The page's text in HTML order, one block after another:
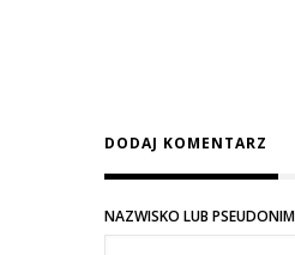
DODAJ KOMENTARZ
NAZWISKO LUB PSEUDONIM